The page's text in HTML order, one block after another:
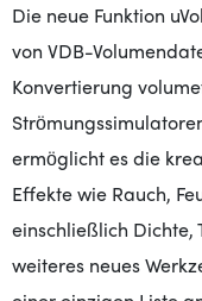
Die neue Funktion
von VDB-
Konvertierung
ermöglicht es die
Effekte wie Rauch,
einschließlich Dichte,
weiteres neues